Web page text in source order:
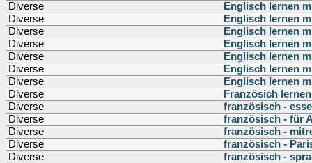
Diverse
Englisch lernen
Diverse
Englisch lernen
Diverse
Englisch lernen
Diverse
Englisch lernen
Diverse
Englisch lernen
Diverse
Englisch lernen
Diverse
Englisch lernen
Diverse
Französich
Diverse
französisch -
Diverse
französisch - für
Diverse
französisch -
Diverse
französisch -
Diverse
französisch -